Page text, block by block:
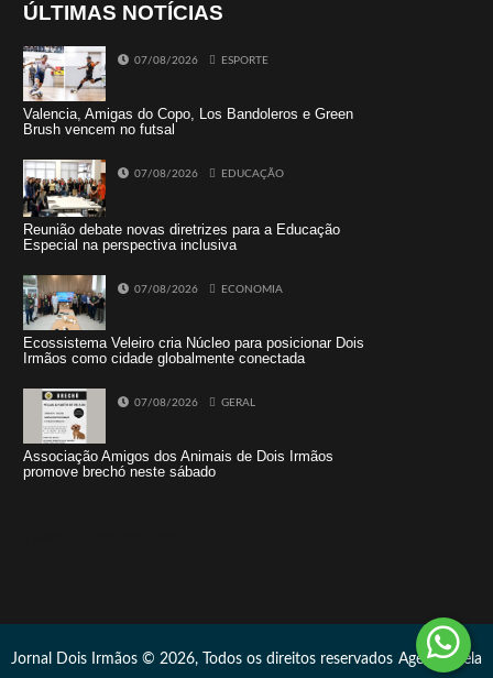
ÚLTIMAS NOTÍCIAS
07/08/2026 ESPORTE
Valencia, Amigas do Copo, Los Bandoleros e Green
Brush vencem no futsal
07/08/2026 EDUCAÇÃO
Reunião debate novas diretrizes para a Educação
Especial na perspectiva inclusiva
07/08/2026 ECONOMIA
Ecossistema Veleiro cria Núcleo para posicionar Dois
Irmãos como cidade globalmente conectada
07/08/2026 GERAL
Associação Amigos dos Animais de Dois Irmãos
promove brechó neste sábado
Jornal Dois Irmãos © 2026, Todos os direitos reservados Agência Vela